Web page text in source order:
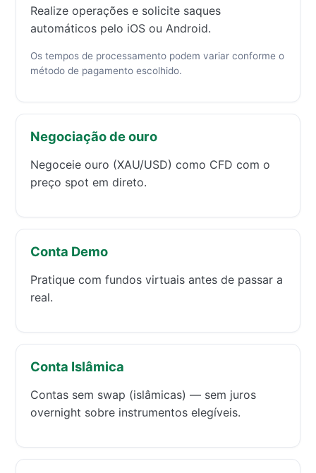
Realize operações e solicite saques
automáticos pelo iOS ou Android.
Os tempos de processamento podem variar conforme o
método de pagamento escolhido.
Negociação de ouro
Negoceie ouro (XAU/USD) como CFD com o
preço spot em direto.
Conta Demo
Pratique com fundos virtuais antes de passar a
real.
Conta Islâmica
Contas sem swap (islâmicas) — sem juros
overnight sobre instrumentos elegíveis.